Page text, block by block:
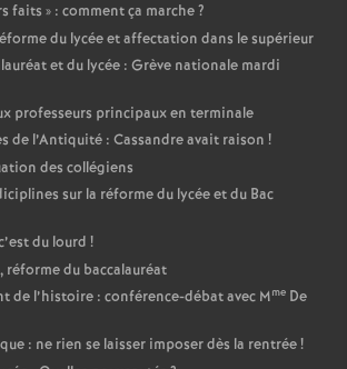
faits » : comment ça marche?
du lycée et affectation dans le supérieur
et du lycée : Grève nationale mardi
professeurs principaux en terminale
de l’Antiquité : Cassandre avait raison !
des collégiens
sur la réforme du lycée et du Bac
du lourd !
réforme du baccalauréat
de l’histoire : conférence-débat avec Mme De
: ne rien se laisser imposer dès la rentrée!